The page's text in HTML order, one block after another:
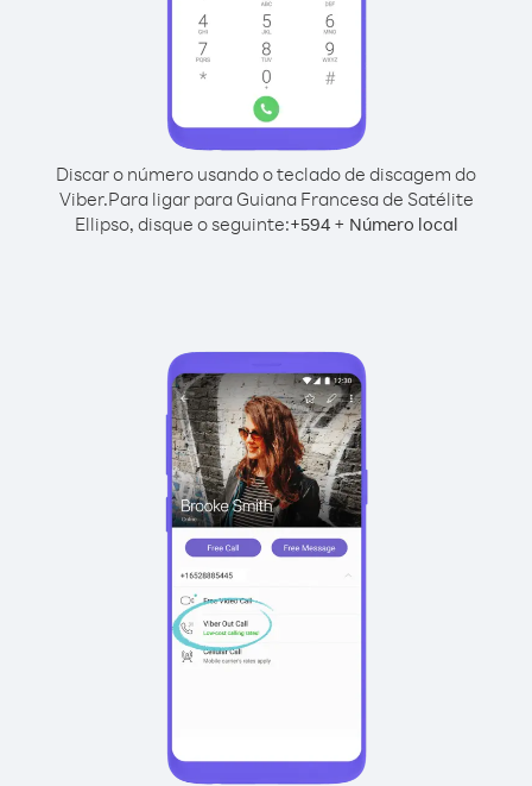
Discar o número usando o teclado de discagem do
Viber.Para ligar para Guiana Francesa de Satélite
Ellipso, disque o seguinte:+594+ Número local